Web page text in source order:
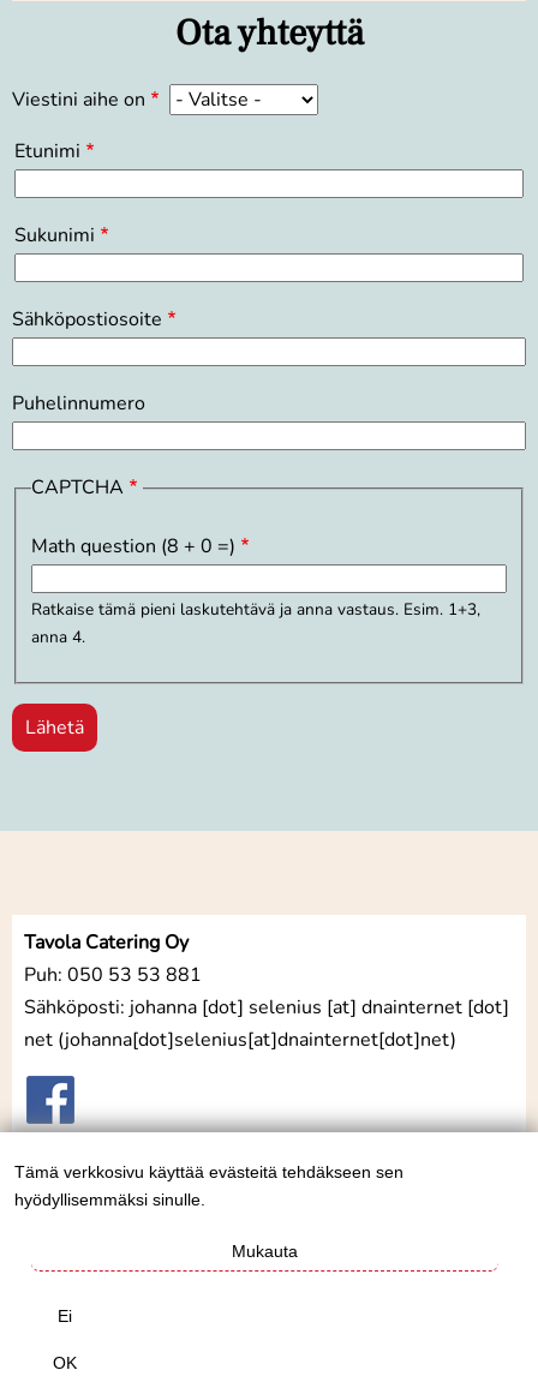
Ota yhteyttä
Viestini aihe on
Nimi
Etunimi
Sukunimi
Sähköpostiosoite
Puhelinnumero
CAPTCHA
Math question (8 + 0 =)
Ratkaise tämä pieni laskutehtävä ja anna vastaus. Esim. 1+3,
anna 4.
Tavola Catering Oy
Puh: 050 53 53 881
Sähköposti: johanna [dot] selenius [at] dnainternet [dot]
net (johanna[dot]selenius[at]dnainternet[dot]net)
Evästekäytäntö
Henkilötietojen
ja
evästeiden
Tämä verkkosivu käyttää evästeitä tehdäkseen sen
hyödyllisemmäksi sinulle.
Mukauta
Ei
OK